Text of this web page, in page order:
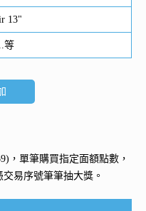
13"
等
，單筆購買指定面額點數，
交易序號筆筆抽大獎。